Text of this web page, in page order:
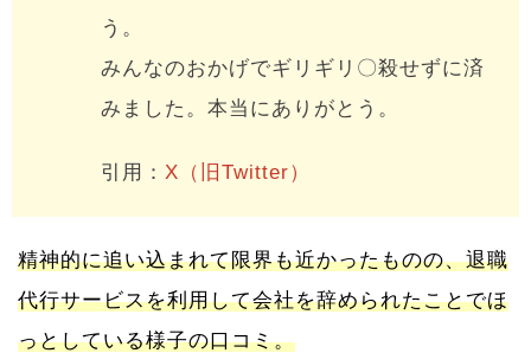
う。
みんなのおかげでギリギリ〇殺せずに済
みました。本当にありがとう。
引用： X（旧Twitter）
精神的に追い込まれて限界も近かったものの、退職
代行サービスを利用して会社を辞められたことでほ
っとしている様子の口コミ。